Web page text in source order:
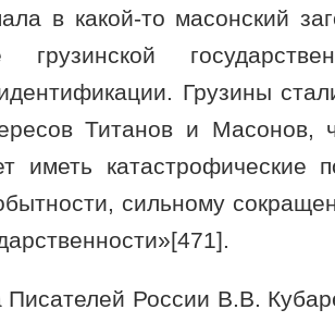
в какой-то масонский
грузинской
идентификации. Грузины
Титанов и Масонов,
иметь катастрофические
сильному
России В.В.